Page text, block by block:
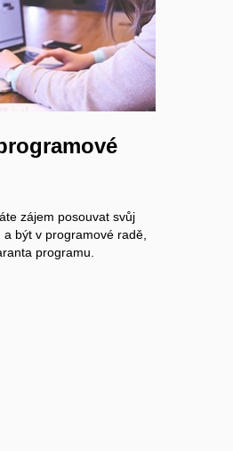
zájem posouvat svůj
být v programové radě,
programu.